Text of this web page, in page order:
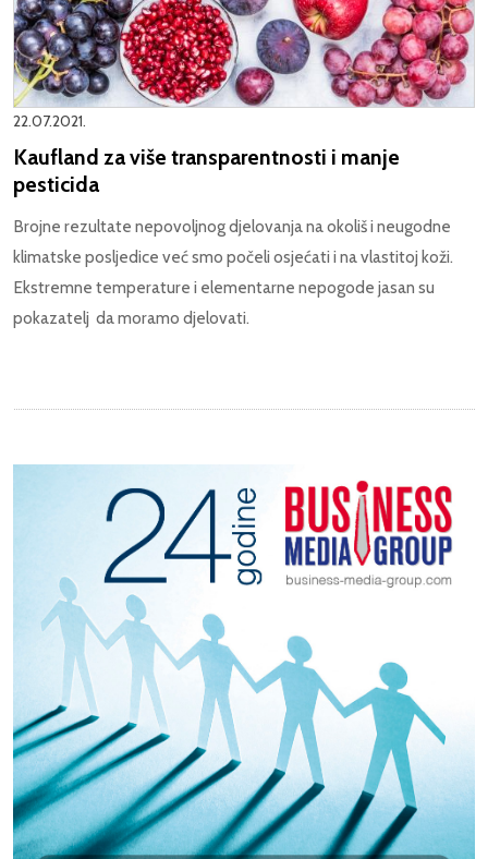
22.07.2021.
Kaufland za više transparentnosti i manje
pesticida
Brojne rezultate nepovoljnog djelovanja na okoliš i neugodne
klimatske posljedice već smo počeli osjećati i na vlastitoj koži.
Ekstremne temperature i elementarne nepogode jasan su
pokazatelj da moramo djelovati.